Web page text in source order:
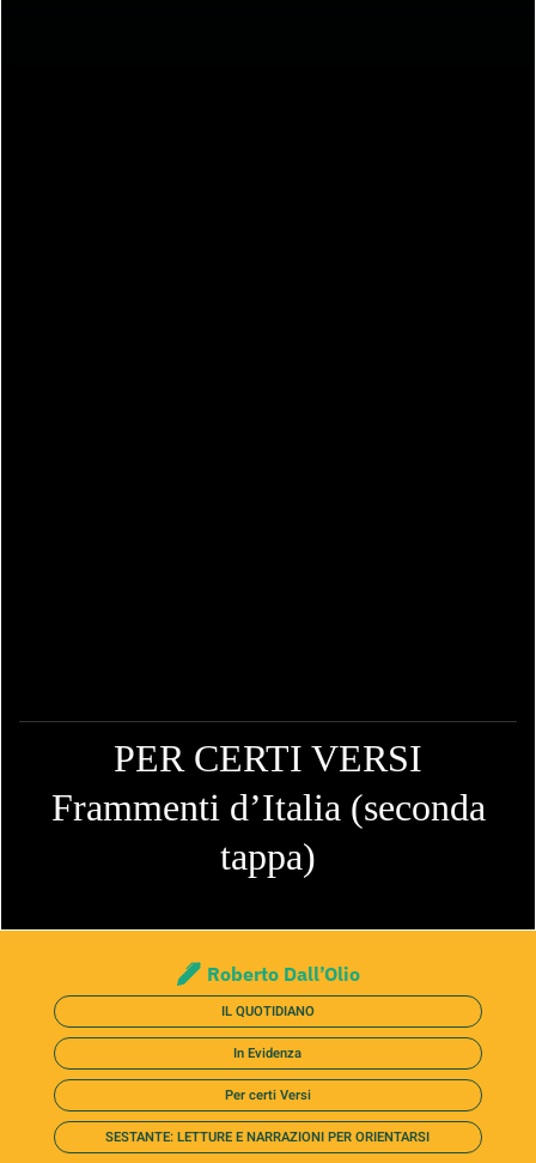
PER CERTI VERSI
Frammenti d’Italia (seconda
tappa)
Roberto Dall’Olio
IL QUOTIDIANO
In Evidenza
Per certi Versi
SESTANTE: LETTURE E NARRAZIONI PER ORIENTARSI